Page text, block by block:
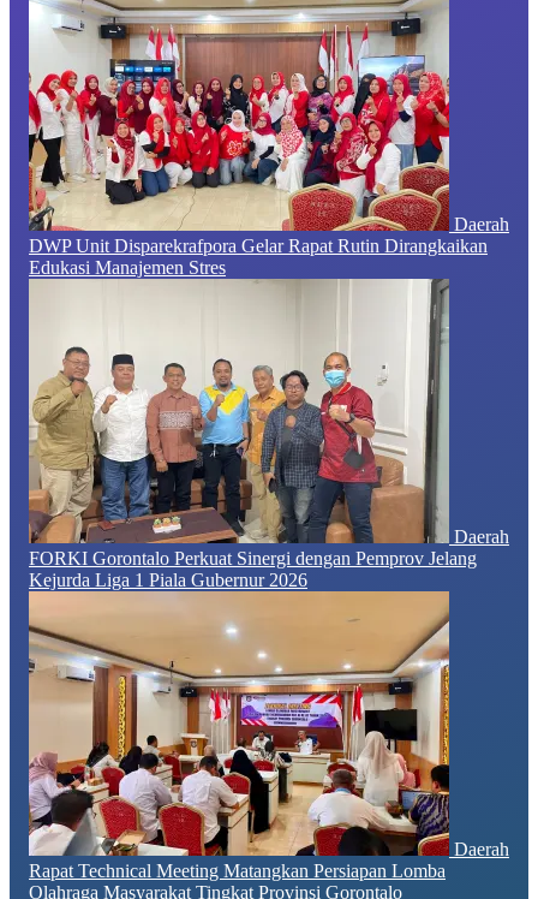
Daerah
DWP Unit Disparekrafpora Gelar Rapat Rutin Dirangkaikan
Edukasi Manajemen Stres
Daerah
FORKI Gorontalo Perkuat Sinergi dengan Pemprov Jelang
Kejurda Liga 1 Piala Gubernur 2026
Daerah
Rapat Technical Meeting Matangkan Persiapan Lomba
Olahraga Masyarakat Tingkat Provinsi Gorontalo